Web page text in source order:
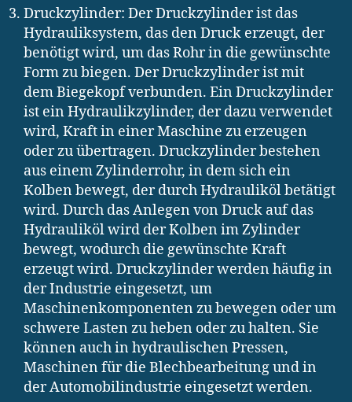
Druckzylinder: Der Druckzylinder ist das
Hydrauliksystem, das den Druck erzeugt, der
benötigt wird, um das Rohr in die gewünschte
Form zu biegen. Der Druckzylinder ist mit
dem Biegekopf verbunden. Ein Druckzylinder
ist ein Hydraulikzylinder, der dazu verwendet
wird, Kraft in einer Maschine zu erzeugen
oder zu übertragen. Druckzylinder bestehen
aus einem Zylinderrohr, in dem sich ein
Kolben bewegt, der durch Hydrauliköl betätigt
wird. Durch das Anlegen von Druck auf das
Hydrauliköl wird der Kolben im Zylinder
bewegt, wodurch die gewünschte Kraft
erzeugt wird. Druckzylinder werden häufig in
der Industrie eingesetzt, um
Maschinenkomponenten zu bewegen oder um
schwere Lasten zu heben oder zu halten. Sie
können auch in hydraulischen Pressen,
Maschinen für die Blechbearbeitung und in
der Automobilindustrie eingesetzt werden.